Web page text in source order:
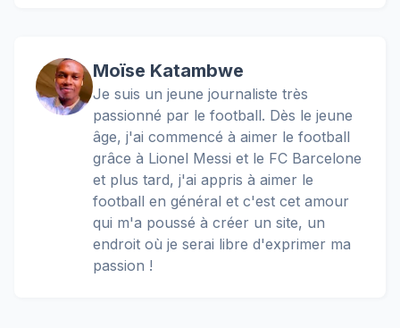
Moïse Katambwe
Je suis un jeune journaliste très
passionné par le football. Dès le jeune
âge, j'ai commencé à aimer le football
grâce à Lionel Messi et le FC Barcelone
et plus tard, j'ai appris à aimer le
football en général et c'est cet amour
qui m'a poussé à créer un site, un
endroit où je serai libre d'exprimer ma
passion !